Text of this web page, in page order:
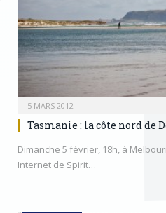
5 MARS 2012
Tasmanie : la côte nord de
Dimanche 5 février, 18h, à
Internet de Spirit…